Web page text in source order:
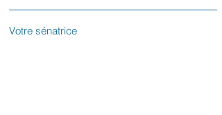
Votre sénatrice